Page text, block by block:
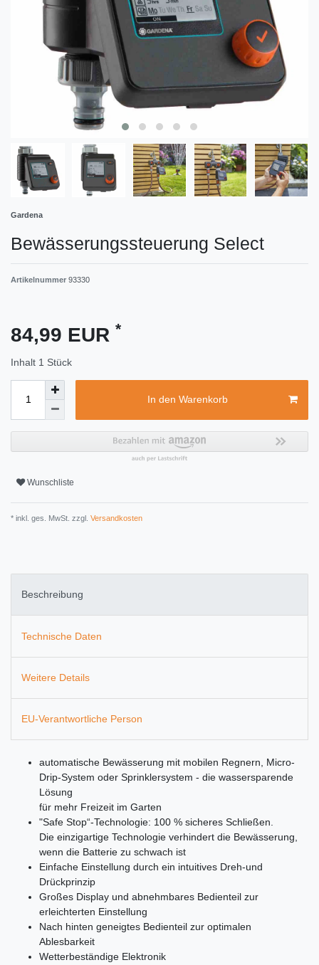
Gardena
Bewässerungssteuerung Select
Artikelnummer 93330
84,99 EUR *
Inhalt 1 Stück
In den Warenkorb
Wunschliste
* inkl. ges. MwSt. zzgl. Versandkosten
Beschreibung
Technische Daten
Weitere Details
EU-Verantwortliche Person
automatische Bewässerung mit mobilen Regnern, Micro-
Drip-System oder Sprinklersystem - die wassersparende
Lösung
für mehr Freizeit im Garten
"Safe Stop“-Technologie: 100 % sicheres Schließen.
Die einzigartige Technologie verhindert die Bewässerung,
wenn die Batterie zu schwach ist
Einfache Einstellung durch ein intuitives Dreh-und
Drückprinzip
Großes Display und abnehmbares Bedienteil zur
erleichterten Einstellung
Nach hinten geneigtes Bedienteil zur optimalen
Ablesbarkeit
Wetterbeständige Elektronik